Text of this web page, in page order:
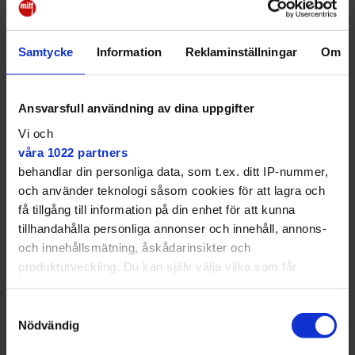
Samtycke Information Reklaminställningar Om
Ansvarsfull användning av dina uppgifter
Vi och
våra 1022 partners
behandlar din personliga data, som t.ex. ditt IP-nummer,
och använder teknologi såsom cookies för att lagra och
få tillgång till information på din enhet för att kunna
tillhandahålla personliga annonser och innehåll, annons-
och innehållsmätning, åskådarinsikter och
produktutveckling. Du kan själv välja vilka som får
Med din tillåtelse skulle vi även vilja:
Nödvändig
genomsnittlig familj i Stockholm 10 000 kronor mer
per år i plånboken. Det är vårt sätt att säga: vi har sett
oppositionsledare i Region Stockholm.
– Det här är det bästa vi kan göra för att stötta dem som har det